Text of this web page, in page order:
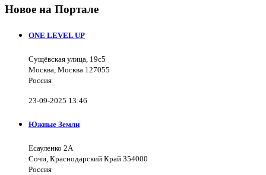
Новое на Портале
ONE LEVEL UP
Сущёвская улица, 19с5
Москва, Москва 127055
Россия
23-09-2025 13:46
Южные Земли
Есауленко 2А
Сочи, Краснодарский Край 354000
Россия